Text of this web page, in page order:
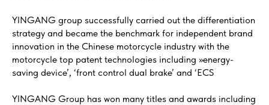
YINGANG group successfully carried out the differentiation
strategy and became the benchmark for independent brand
innovation in the Chinese motorcycle industry with the
motorcycle top patent technologies including »energy-
saving device’, ‘front control dual brake’ and ‘ECS
YINGANG Group has won many titles and awards including